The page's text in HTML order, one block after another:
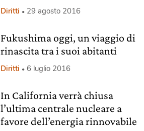
Diritti 29 agosto 2016
Fukushima oggi, un viaggio di
rinascita tra i suoi abitanti
Diritti 6 luglio 2016
In California verrà chiusa
l’ultima centrale nucleare a
favore dell’energia rinnovabile